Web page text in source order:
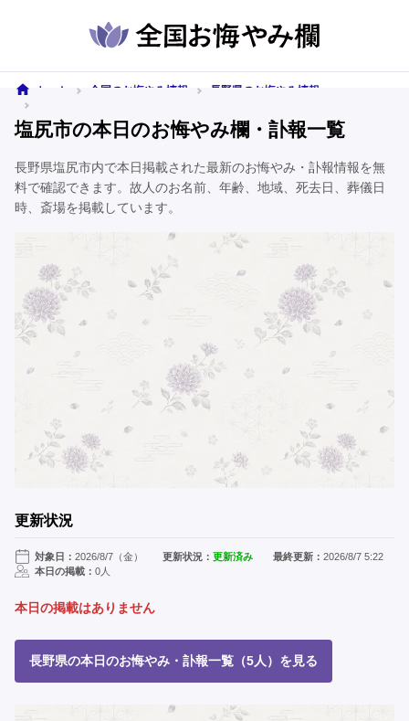
ホーム 全国のお悔やみ情報
長野県のお悔やみ情報
塩尻市の本日のお悔やみ欄・訃報一覧
長野県塩尻市内で本日掲載された最新のお悔やみ・訃報情報を無
料で確認できます。故人のお名前、年齢、地域、死去日、葬儀日
時、斎場を掲載しています。
更新状況
対象日： 2026/8/7（金） 更新状況：更新済み 最終更新： 2026/8/7 5:22
本日の掲載： 0人
本日の掲載はありません
長野県の本日のお悔やみ・訃報一覧（5人）を見る